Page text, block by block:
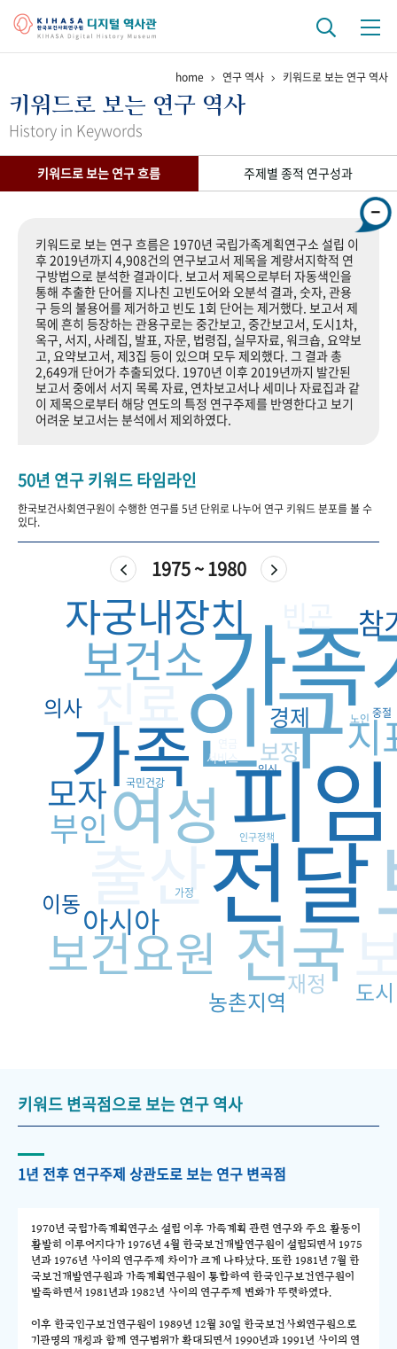
걸어온 길 기관 변천사 역대 기관장
연구 역사
기록물 아카이브
사진 아카이브 문서 기록물 행정박물 영상 기록물
+1주년 기념
성과 50선 숫자로 보는 50년 50+1주년 광장
세계와 함께 한 KIHASA
VR 역사관
home 연구 역사 키워드로 보는 연구 역사
키워드로 보는 연구 역사
History in Keywords
키워드로 보는 연구 흐름 주제별 종적 연구성과
키워드로 보는 연구 흐름은 1970년 국립가족계획연구소 설립 이
후 2019년까지 4,908건의 연구보고서 제목을 계량서지학적 연
구방법으로 분석한 결과이다. 보고서 제목으로부터 자동색인을
통해 추출한 단어를 지나친 고빈도어와 오분석 결과, 숫자, 관용
구 등의 불용어를 제거하고 빈도 1회 단어는 제거했다. 보고서 제
목에 흔히 등장하는 관용구로는 중간보고, 중간보고서, 도시1차,
옥구, 서지, 사례집, 발표, 자문, 법령집, 실무자료, 워크숍, 요약보
고, 요약보고서, 제3집 등이 있으며 모두 제외했다. 그 결과 총
2,649개 단어가 추출되었다. 1970년 이후 2019년까지 발간된
보고서 중에서 서지 목록 자료, 연차보고서나 세미나 자료집과 같
이 제목으로부터 해당 연도의 특정 연구주제를 반영한다고 보기
어려운 보고서는 분석에서 제외하였다.
50년 연구 키워드 타임라인
한국보건사회연구원이 수행한 연구를 5년 단위로 나누어 연구 키워드 분포를 볼 수
있다.
1975 ~ 1980
인구
전달
가
피임
가족
출산
전국
여성
진료
보건요원
보건소
자궁내장치
지
모자
부인
아시아
참
보장
경제
이동
재정 도시
농촌지역
의사
서비스
가정
노인
국민건강
임신
중절
인구정책
키워드 변곡점으로 보는 연구 역사
1년 전후 연구주제 상관도로 보는 연구 변곡점
1970년 국립가족계획연구소 설립 이후 가족계획 관련 연구와 주요 활동이
활발히 이루어지다가 1976년 4월 한국보건개발연구원이 설립되면서 1975
년과 1976년 사이의 연구주제 차이가 크게 나타났다. 또한 1981년 7월 한
국보건개발연구원과 가족계획연구원이 통합하여 한국인구보건연구원이
발족하면서 1981년과 1982년 사이의 연구주제 변화가 뚜렷하였다.
이후 한국인구보건연구원이 1989년 12월 30일 한국보건사회연구원으로
기관명의 개칭과 함께 연구범위가 확대되면서 1990년과 1991년 사이의 연